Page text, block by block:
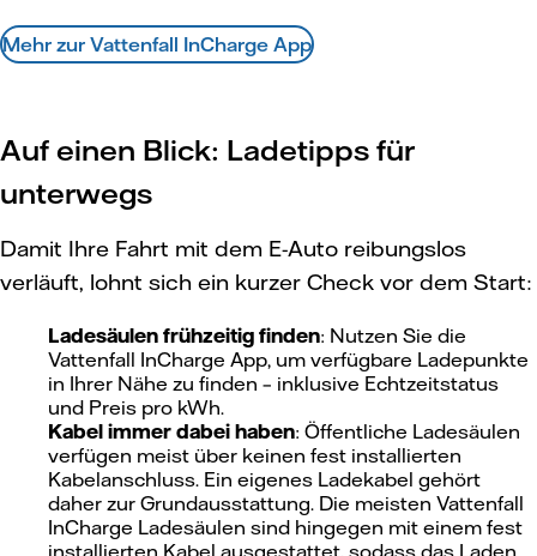
Mehr zur Vattenfall InCharge App
Auf einen Blick: Ladetipps für
unterwegs
Damit Ihre Fahrt mit dem E-Auto reibungslos
verläuft, lohnt sich ein kurzer Check vor dem Start:
Ladesäulen frühzeitig finden: Nutzen Sie die
Vattenfall InCharge App, um verfügbare Ladepunkte
in Ihrer Nähe zu finden – inklusive Echtzeitstatus
und Preis pro kWh.
Kabel immer dabei haben: Öffentliche Ladesäulen
verfügen meist über keinen fest installierten
Kabelanschluss. Ein eigenes Ladekabel gehört
daher zur Grundausstattung. Die meisten Vattenfall
InCharge Ladesäulen sind hingegen mit einem fest